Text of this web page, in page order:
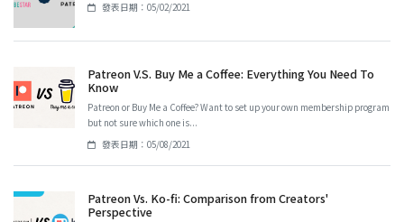
發表日期：05/02/2021
Patreon V.S. Buy Me a Coffee: Everything You Need To
Know
Patreon or Buy Me a Coffee? Want to set up your own membership program
but not sure which one is...
發表日期：05/08/2021
Patreon Vs. Ko-fi: Comparison from Creators'
Perspective